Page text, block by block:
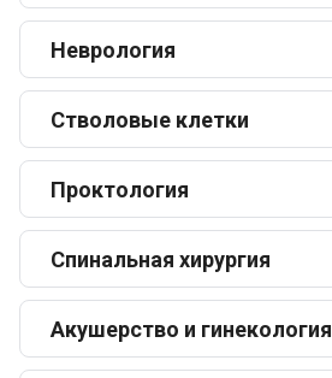
Неврология
Стволовые клетки
Проктология
Спинальная хирургия
Акушерство и гинекология